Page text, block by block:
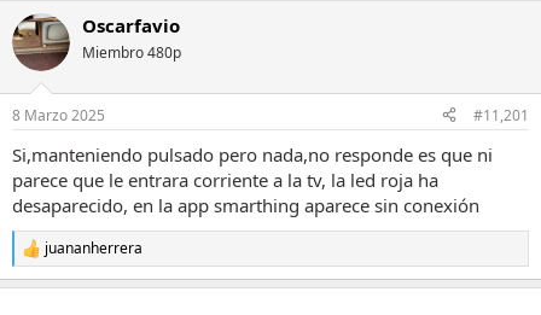
i
c
i
a
d
o
d
e
l
t
e
m
a
h
a
e
i
c
i
o
Oscarfavio
Miembro 480p
8 Marzo 2025 #11,201
Si,manteniendo pulsado pero nada,no responde es que ni
parece que le entrara corriente a la tv, la led roja ha
desaparecido, en la app smarthing aparece sin conexión
R
e
a
juananherrera